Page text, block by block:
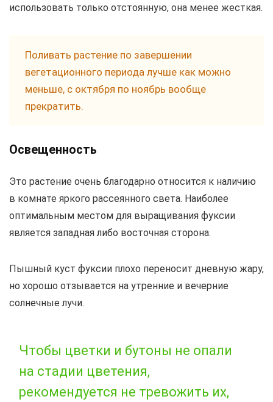
использовать только отстоянную, она менее жесткая.
Поливать растение по завершении
вегетационного периода лучше как можно
меньше, с октября по ноябрь вообще
прекратить.
Освещенность
Это растение очень благодарно относится к наличию
в комнате яркого рассеянного света. Наиболее
оптимальным местом для выращивания фуксии
является западная либо восточная сторона.
Пышный куст фуксии плохо переносит дневную жару,
но хорошо отзывается на утренние и вечерние
солнечные лучи.
Чтобы цветки и бутоны не опали
на стадии цветения,
рекомендуется не тревожить их,